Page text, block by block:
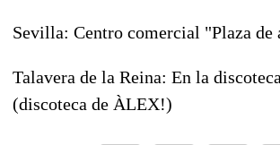
Sevilla: Centro comercial "Plaza de
Talavera de la Reina: En la
(discoteca de ÀLEX!)